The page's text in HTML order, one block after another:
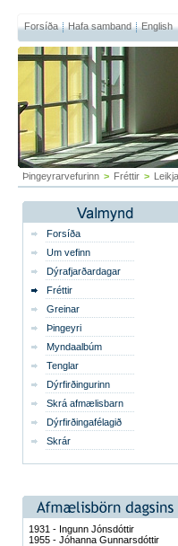
Forsíða Hafa samband English
Þingeyrarvefurinn > Fréttir >
Forsíða
Um vefinn
Dýrafjarðardagar
Fréttir
Greinar
Þingeyri
Myndaalbúm
Tenglar
Dýrfirðingurinn
Skrá afmælisbarn
Dýrfirðingafélagið
Skrár
1931 - Ingunn Jónsdóttir
1955 - Jóhanna Gunnarsdóttir